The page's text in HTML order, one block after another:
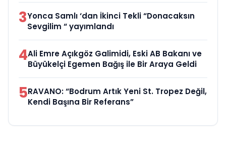
3Yonca Samlı ‘dan İkinci Tekli “Donacaksın
Sevgilim “ yayımlandı
4Ali Emre Açıkgöz Galimidi, Eski AB Bakanı ve
Büyükelçi Egemen Bağış ile Bir Araya Geldi
5RAVANO: “Bodrum Artık Yeni St. Tropez Değil,
Kendi Başına Bir Referans”